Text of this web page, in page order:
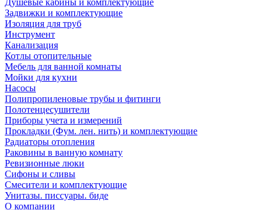
Задвижки и комплектующие
Изоляция для труб
Инструмент
Канализация
Котлы отопительные
Мебель для ванной комнаты
Мойки для кухни
Насосы
Полипропиленовые трубы и фитинги
Полотенцесушители
Приборы учета и измерений
Прокладки (Фум. лен. нить) и комплектующие
Радиаторы отопления
Раковины в ванную комнату
Ревизионные люки
Сифоны и сливы
Смесители и комплектующие
Унитазы. писсуары. биде
О компании